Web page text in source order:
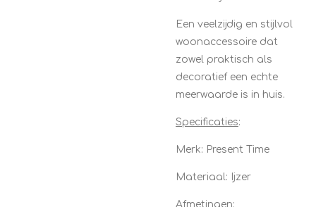
Een veelzijdig en stijlvol
woonaccessoire dat
zowel praktisch als
decoratief een echte
meerwaarde is in huis.
Specificaties:
Merk: Present Time
Materiaal: Ijzer
Afmetingen: